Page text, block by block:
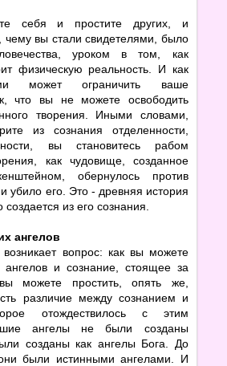
себя и простите других, и
чему вы стали свидетелями, было
уроком в том, как
физическую реальность. И как
может ограничить ваше
что вы не можете освободить
творения. Иными словами,
из сознания отделенности,
вы становитесь рабом
как чудовище, созданное
обернулось против
убило его. Это - древняя история
из его сознания.
ангелов
вопрос: как вы можете
ангелов и сознание, стоящее за
можете простить, опять же,
различие между сознанием и
отождествилось с этим
ангелы не были созданы
созданы как ангелы Бога. До
были истинными ангелами. И